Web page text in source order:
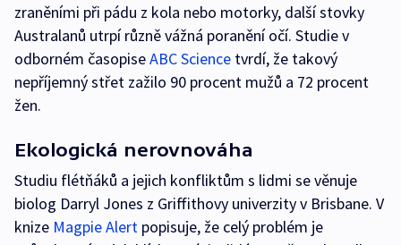
zraněními při pádu z kola nebo motorky, další stovky
Australanů utrpí různě vážná poranění očí. Studie v
odborném časopiseABC Science tvrdí, že takový
nepříjemný střet zažilo 90 procent mužů a 72 procent
žen.
Ekologická nerovnováha
Studiu flétňáků a jejich konfliktům s lidmi se věnuje
biolog Darryl Jones z Griffithovy univerzity v Brisbane. V
knize Magpie Alert popisuje, že celý problém je